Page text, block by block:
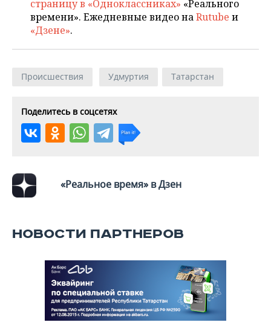
страницу в «Одноклассниках» «Реального
времени». Ежедневные видео наRutube и
«Дзене».
Происшествия Удмуртия Татарстан
Поделитесь в соцсетях
«Реальное время» в Дзен
НОВОСТИ ПАРТНЕРОВ